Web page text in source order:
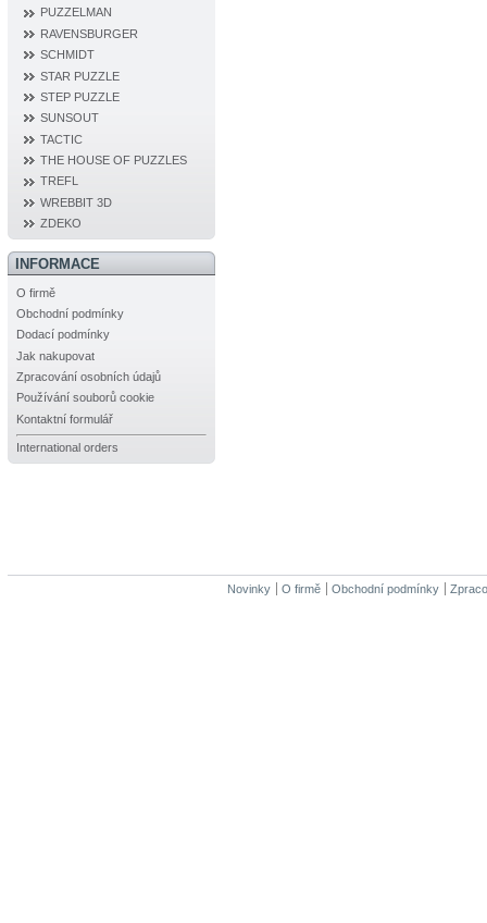
PUZZELMAN
RAVENSBURGER
SCHMIDT
STAR PUZZLE
STEP PUZZLE
SUNSOUT
TACTIC
THE HOUSE OF PUZZLES
TREFL
WREBBIT 3D
ZDEKO
INFORMACE
O firmě
Obchodní podmínky
Dodací podmínky
Jak nakupovat
Zpracování osobních údajů
Používání souborů cookie
Kontaktní formulář
International orders
Novinky O firmě Obchodní podmínky